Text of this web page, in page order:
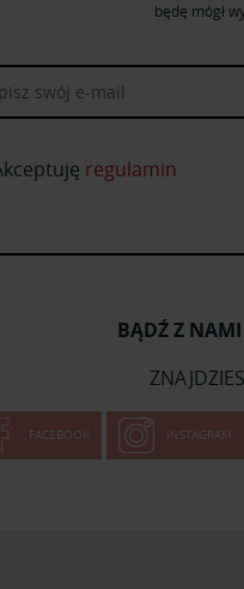
będę mógł
regulamin
BĄDŹ Z
FACEBOOK INSTAGRAM